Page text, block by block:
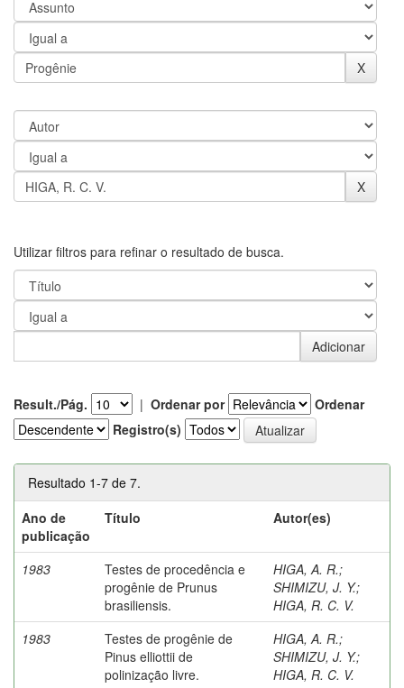
Utilizar filtros para refinar o resultado de busca.
Result./Pág. | Ordenar por
Ordenar
Registro(s)
Resultado 1-7 de 7.
Ano de
publicação
Título Autor(es)
1983
Testes de procedência e
progênie de Prunus
brasiliensis.
HIGA, A. R.;
SHIMIZU, J. Y.;
HIGA, R. C. V.
1983
Testes de progênie de
Pinus elliottii de
polinização livre.
HIGA, A. R.;
SHIMIZU, J. Y.;
HIGA, R. C. V.